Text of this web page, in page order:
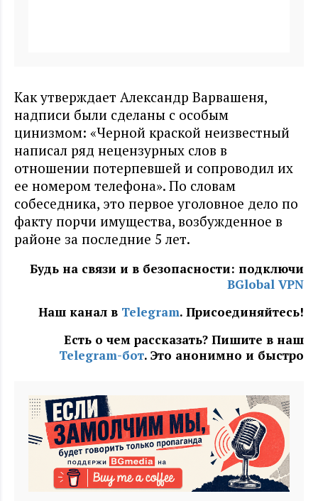
Как утверждает Александр Варвашеня,
надписи были сделаны с особым
цинизмом: «Черной краской неизвестный
написал ряд нецензурных слов в
отношении потерпевшей и сопроводил их
ее номером телефона». По словам
собеседника, это первое уголовное дело по
факту порчи имущества, возбужденное в
районе за последние 5 лет.
Будь на связи и в безопасности: подключи
BGlobal VPN
Наш канал в Telegram. Присоединяйтесь!
Есть о чем рассказать? Пишите в наш
Telegram-бот. Это анонимно и быстро